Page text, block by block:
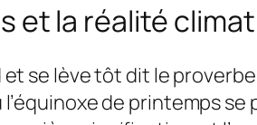
et la réalité
se lève tôt dit le
l’équinoxe de printemps